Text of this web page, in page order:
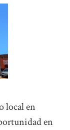
local en
en